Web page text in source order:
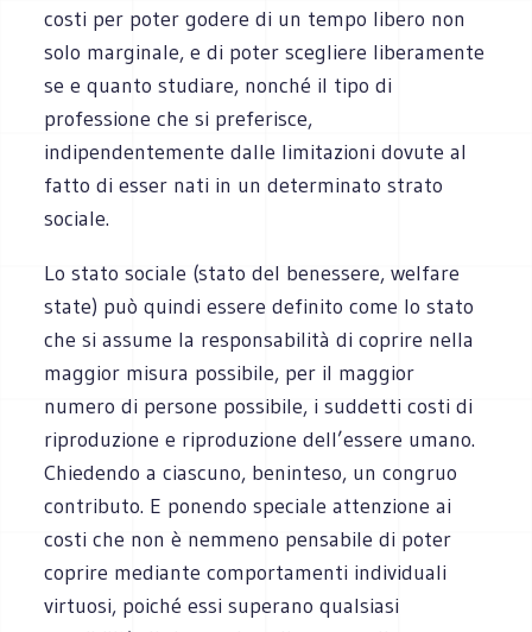
costi per poter godere di un tempo libero non
solo marginale, e di poter scegliere liberamente
se e quanto studiare, nonché il tipo di
professione che si preferisce,
indipendentemente dalle limitazioni dovute al
fatto di esser nati in un determinato strato
sociale.
Lo stato sociale (stato del benessere, welfare
state) può quindi essere definito come lo stato
che si assume la responsabilità di coprire nella
maggior misura possibile, per il maggior
numero di persone possibile, i suddetti costi di
riproduzione e riproduzione dell’essere umano.
Chiedendo a ciascuno, beninteso, un congruo
contributo. E ponendo speciale attenzione ai
costi che non è nemmeno pensabile di poter
coprire mediante comportamenti individuali
virtuosi, poiché essi superano qualsiasi